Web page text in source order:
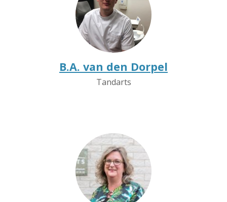
B.A. van den Dorpel
Tandarts